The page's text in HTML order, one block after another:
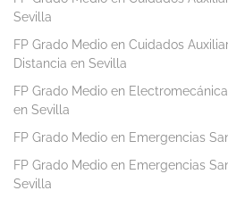
Sevilla
FP Grado Medio en Cuidados
Distancia en Sevilla
FP Grado Medio en
en Sevilla
FP Grado Medio en Emergencias
FP Grado Medio en Emergencias
Sevilla